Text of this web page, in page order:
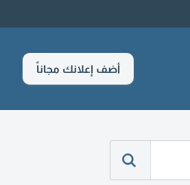
أضف إعلانك مجاناً